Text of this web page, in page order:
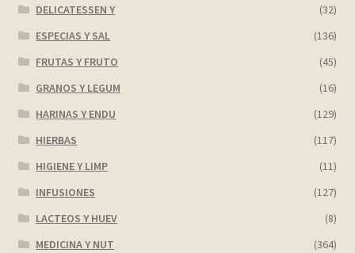
DELICATESSEN Y
(32)
ESPECIAS Y SAL
(136)
FRUTAS Y FRUTO
(45)
GRANOS Y LEGUM
(16)
HARINAS Y ENDU
(129)
HIERBAS
(117)
HIGIENE Y LIMP
(11)
INFUSIONES
(127)
LACTEOS Y HUEV
(8)
MEDICINA Y NUT
(364)